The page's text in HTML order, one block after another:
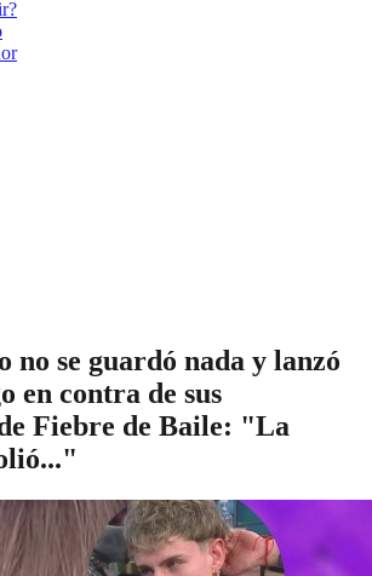
no se guardó nada y lanzó
en contra de sus
Fiebre de Baile: "La